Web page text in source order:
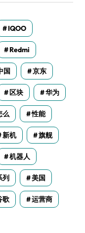
IQOO
Redmi
国 京东
区块 华为
么 性能
新机 旗舰
机器人
列 美国
歌 运营商